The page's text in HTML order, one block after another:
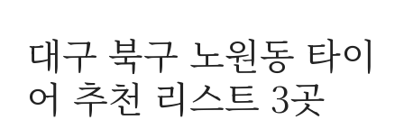
대구 북구 노원동 타이
어 추천 리스트 3곳